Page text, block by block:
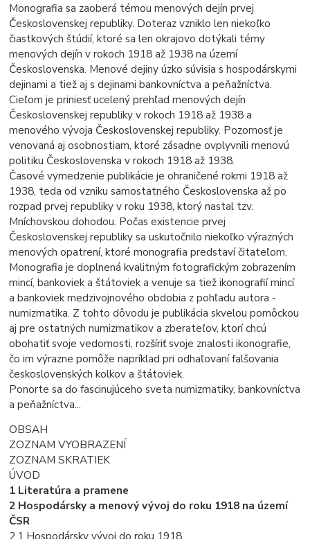
Monografia sa zaoberá témou menových dejín prvej
Československej republiky. Doteraz vzniklo len niekoľko
čiastkových štúdií, ktoré sa len okrajovo dotýkali témy
menových dejín v rokoch 1918 až 1938 na území
Československa. Menové dejiny úzko súvisia s hospodárskymi
dejinami a tiež aj s dejinami bankovníctva a peňažníctva.
Cieľom je priniesť ucelený prehľad menových dejín
Československej republiky v rokoch 1918 až 1938 a
menového vývoja Československej republiky. Pozornosť je
venovaná aj osobnostiam, ktoré zásadne ovplyvnili menovú
politiku Československa v rokoch 1918 až 1938.
Časové vymedzenie publikácie je ohraničené rokmi 1918 až
1938, teda od vzniku samostatného Československa až po
rozpad prvej republiky v roku 1938, ktorý nastal tzv.
Mníchovskou dohodou. Počas existencie prvej
Československej republiky sa uskutočnilo niekoľko výrazných
menových opatrení, ktoré monografia predstaví čitateľom.
Monografia je doplnená kvalitným fotografickým zobrazením
mincí, bankoviek a štátoviek a venuje sa tiež ikonografií mincí
a bankoviek medzivojnového obdobia z pohľadu autora -
numizmatika. Z tohto dôvodu je publikácia skvelou pomôckou
aj pre ostatných numizmatikov a zberateľov, ktorí chcú
obohatiť svoje vedomosti, rozšíriť svoje znalosti ikonografie,
čo im výrazne pomôže napríklad pri odhaľovaní falšovania
československých kolkov a štátoviek.
Ponorte sa do fascinujúceho sveta numizmatiky, bankovníctva
a peňažníctva...
OBSAH
ZOZNAM VYOBRAZENÍ
ZOZNAM SKRATIEK
ÚVOD
1 Literatúra a pramene
2 Hospodársky a menový vývoj do roku 1918 na území
ČSR